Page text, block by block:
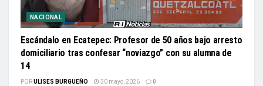
NACIONAL
Escándalo en Ecatepec: Profesor de 50 años bajo arresto
domiciliario tras confesar “noviazgo” con su alumna de
14
PORULISES BURGUEÑO 30 mayo, 2026 0